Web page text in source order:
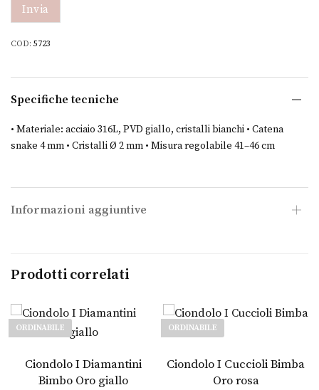
d
r
m
e
n
o
Invia
COD: 5723
Specifiche tecniche
• Materiale: acciaio 316L, PVD giallo, cristalli bianchi • Catena
snake 4 mm • Cristalli Ø 2 mm • Misura regolabile 41–46 cm
Informazioni aggiuntive
Prodotti correlati
ORDINABILE
Leggi tutto
Ciondolo I Diamantini
Bimbo Oro giallo
ORDINABILE
Leggi tutto
Ciondolo I Cuccioli Bimba
Oro rosa